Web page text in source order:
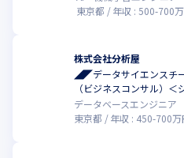
東京都
年収 : 500-700
株式会社分析屋
◢◤データサイエンスチ
（ビジネスコンサル）
データベースエンジニア
東京都
年収 : 450-700